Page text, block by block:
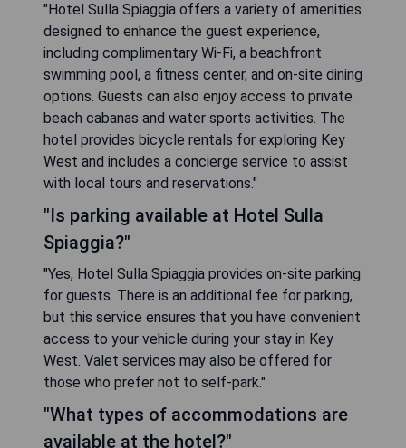
"Hotel Sulla Spiaggia offers a variety of amenities
designed to enhance the guest experience,
including complimentary Wi-Fi, a beachfront
swimming pool, a fitness center, and on-site dining
options. Guests can also enjoy access to private
beach cabanas and water sports activities. The
hotel provides bicycle rentals for exploring Key
West and includes a concierge service to assist
with local tours and reservations."
"Is parking available at Hotel Sulla
Spiaggia?"
"Yes, Hotel Sulla Spiaggia provides on-site parking
for guests. There is an additional fee for parking,
but this service ensures that you have convenient
access to your vehicle during your stay in Key
West. Valet services may also be offered for
those who prefer not to self-park."
"What types of accommodations are
available at the hotel?"